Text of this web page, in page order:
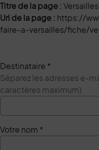
Titre de la page :
Url de la page : https://
faire-a-versailles/fiche/
Destinataire *
Séparez les adresses e-
caractères maximum)
Votre nom *